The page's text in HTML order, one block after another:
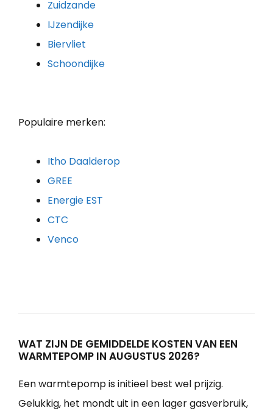
Zuidzande
IJzendijke
Biervliet
Schoondijke
Populaire merken:
Itho Daalderop
GREE
Energie EST
CTC
Venco
WAT ZIJN DE GEMIDDELDE KOSTEN VAN EEN
WARMTEPOMP IN AUGUSTUS 2026?
Een warmtepomp is initieel best wel prijzig.
Gelukkig, het mondt uit in een lager gasverbruik,